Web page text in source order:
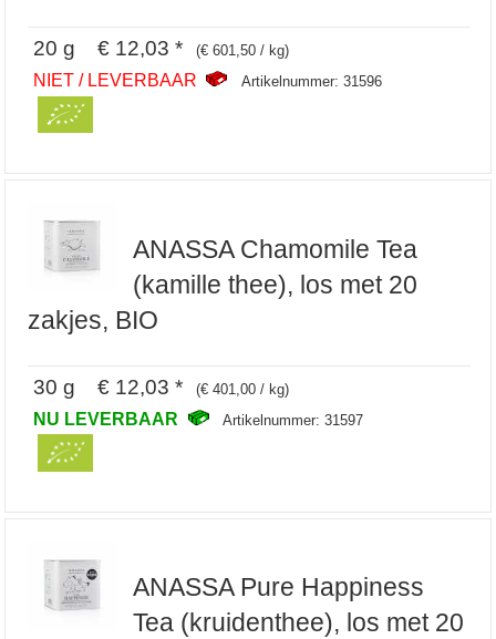
20 g € 12,03 * (€ 601,50 / kg)
NIET / LEVERBAAR Artikelnummer: 31596
ANASSA Chamomile Tea
(kamille thee), los met 20
zakjes, BIO
30 g € 12,03 * (€ 401,00 / kg)
NU LEVERBAAR Artikelnummer: 31597
ANASSA Pure Happiness
Tea (kruidenthee), los met 20